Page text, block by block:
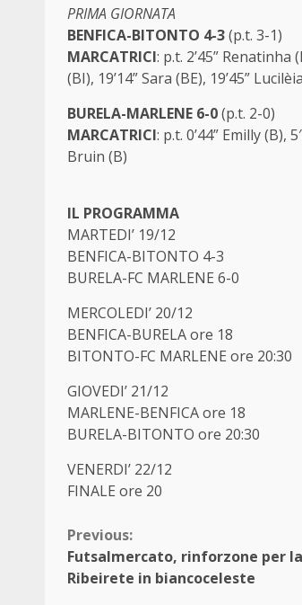
PRIMA GIORNATA
BENFICA-BITONTO 4-3(p.t. 3-1)
MARCATRICI: p.t. 2’45” Renatinha
(BI), 19’14” Sara (BE), 19’45”
BURELA-MARLENE 6-0(p.t. 2-0)
MARCATRICI: p.t. 0’44” Emilly (B),
Bruin (B)
IL PROGRAMMA
MARTEDI’ 19/12
BENFICA-BITONTO 4-3
BURELA-FC MARLENE 6-0
MERCOLEDI’ 20/12
BENFICA-BURELA ore 18
BITONTO-FC MARLENE ore 20:30
GIOVEDI’ 21/12
MARLENE-BENFICA ore 18
BURELA-BITONTO ore 20:30
VENERDI’ 22/12
FINALE ore 20
Continue
Reading
Previous:
Futsalmercato, rinforzone per
Ribeirete in biancoceleste